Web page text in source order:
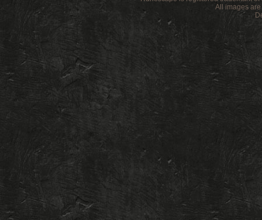
All images